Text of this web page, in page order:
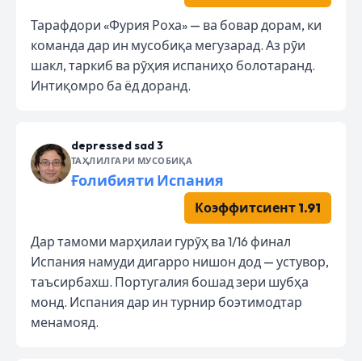
Тарафдори «Фурия Роха» — ва бовар дорам, ки
команда дар ин мусобиқа мегузарад. Аз рӯи
шакл, таркиб ва рӯҳия испаниҳо болотаранд.
Интиқомро ба ёд доранд.
depressed sad 3
ТАҲЛИЛГАРИ МУСОБИҚА
Ғолибияти Испания
Коэффитсиент 1.91
Дар тамоми марҳилаи гурӯҳ ва 1/16 финал
Испания намуди дигарро нишон дод — устувор,
таъсирбахш. Португалия бошад зери шубҳа
монд. Испания дар ин турнир боэтимодтар
менамояд.